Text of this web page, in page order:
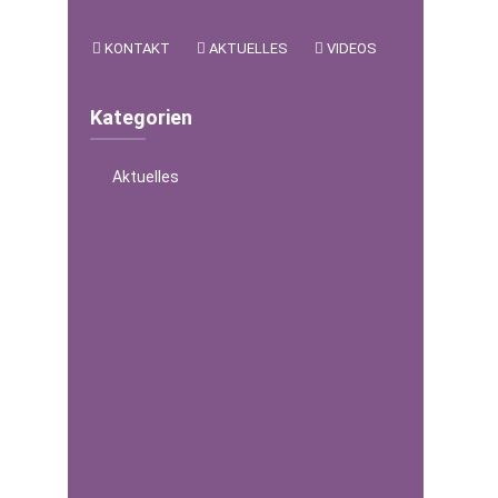
KONTAKT AKTUELLES VIDEOS
Kategorien
Aktuelles